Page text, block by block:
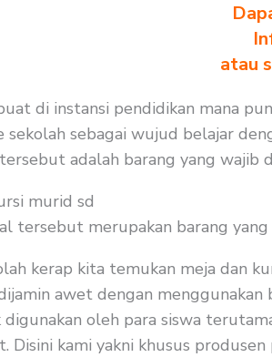
atau
di instansi pendidikan mana
sebagai wujud belajar
adalah barang yang wajib
murid sd
tersebut merupakan barang
kerap kita temukan meja dan
awet dengan
oleh para siswa
Disini kami yakni khusus